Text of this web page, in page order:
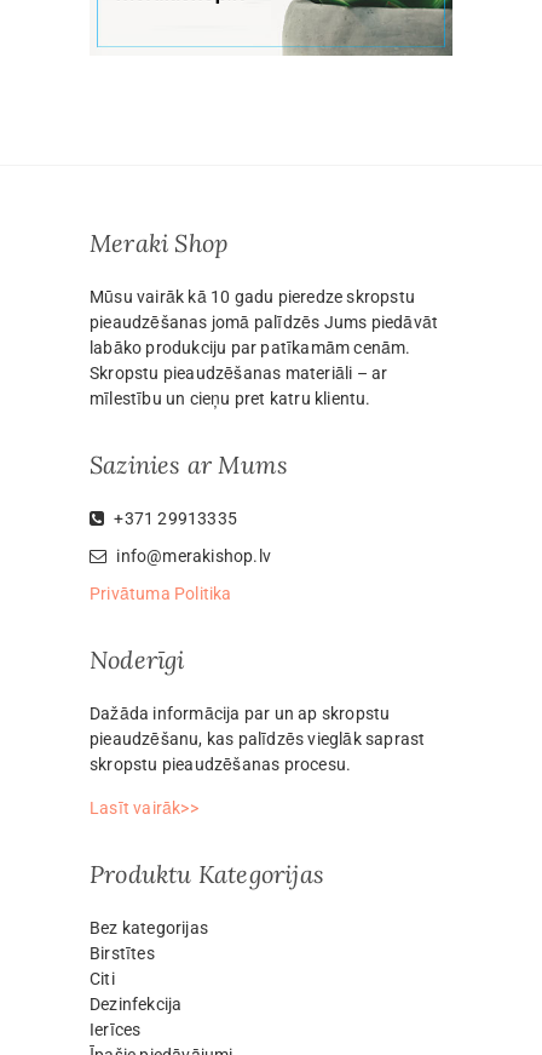
Meraki Shop
Mūsu vairāk kā 10 gadu pieredze skropstu
pieaudzēšanas jomā palīdzēs Jums piedāvāt
labāko produkciju par patīkamām cenām.
Skropstu pieaudzēšanas materiāli – ar
mīlestību un cieņu pret katru klientu.
Sazinies ar Mums
+371 29913335
info@merakishop.lv
Privātuma Politika
Noderīgi
Dažāda informācija par un ap skropstu
pieaudzēšanu, kas palīdzēs vieglāk saprast
skropstu pieaudzēšanas procesu.
Lasīt vairāk>>
Produktu Kategorijas
Bez kategorijas
Birstītes
Citi
Dezinfekcija
Ierīces